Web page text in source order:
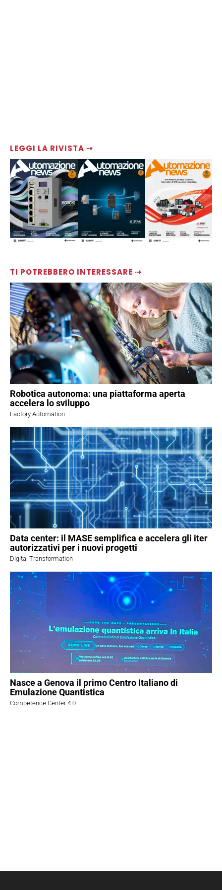
LEGGI LA RIVISTA ⇢
TI POTREBBERO INTERESSARE ⇢
Robotica autonoma: una piattaforma aperta
accelera lo sviluppo
Factory Automation
Data center: il MASE semplifica e accelera gli iter
autorizzativi per i nuovi progetti
Digital Transformation
Nasce a Genova il primo Centro Italiano di
Emulazione Quantistica
Competence Center 4.0